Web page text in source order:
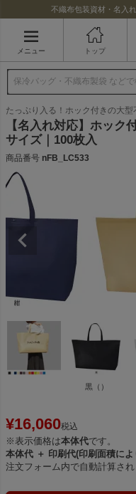
不織布包装資材・名入
メニュー トップ
たっぷり入る！ホック付きの大型
【名入れ対応】ホッ
サイズ｜100枚入
商品番号 nFB_LC533
黒（）
¥16,060税込
※表示価格は本体代です。
本体代 ＋ 印刷代(印刷面積によ
注文フォーム内で自動計算され